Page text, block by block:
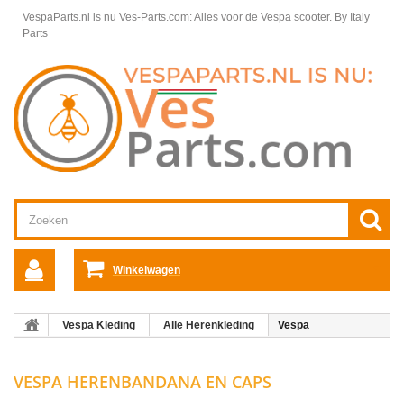
VespaParts.nl is nu Ves-Parts.com: Alles voor de Vespa scooter. By Italy
Parts
Winkelwagen
Vespa Kleding Alle Herenkleding
Vespa
VESPA HERENBANDANA EN CAPS